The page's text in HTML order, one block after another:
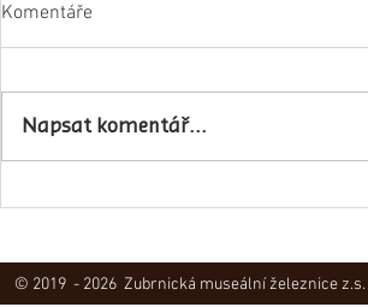
Komentáře
Napsat komentář...
© 2019 - 2026 Zubrnická museální železnice z.s.